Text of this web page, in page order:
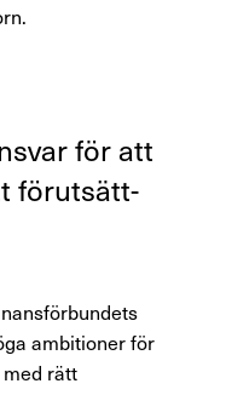
för att
förut­sätt­
ambitioner för
rätt